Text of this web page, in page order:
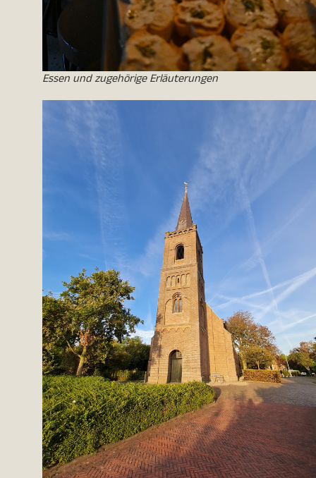
Essen und zugehörige Erläuterungen